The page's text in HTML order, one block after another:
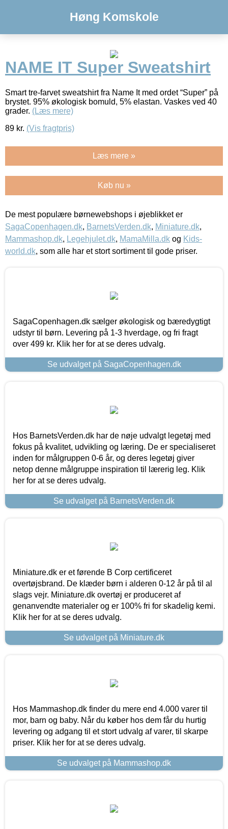
Høng Komskole
NAME IT Super Sweatshirt
Smart tre-farvet sweatshirt fra Name It med ordet “Super” på
brystet. 95% økologisk bomuld, 5% elastan. Vaskes ved 40
grader. (Læs mere)
89 kr. (Vis fragtpris)
Læs mere »
Køb nu »
De mest populære børnewebshops i øjeblikket er
SagaCopenhagen.dk, BarnetsVerden.dk, Miniature.dk,
Mammashop.dk, Legehjulet.dk, MamaMilla.dk og Kids-
world.dk, som alle har et stort sortiment til gode priser.
SagaCopenhagen.dk sælger økologisk og bæredygtigt
udstyr til børn. Levering på 1-3 hverdage, og fri fragt
over 499 kr. Klik her for at se deres udvalg.
Se udvalget på SagaCopenhagen.dk
Hos BarnetsVerden.dk har de nøje udvalgt legetøj med
fokus på kvalitet, udvikling og læring. De er specialiseret
inden for målgruppen 0-6 år, og deres legetøj giver
netop denne målgruppe inspiration til lærerig leg. Klik
her for at se deres udvalg.
Se udvalget på BarnetsVerden.dk
Miniature.dk er et førende B Corp certificeret
overtøjsbrand. De klæder børn i alderen 0-12 år på til al
slags vejr. Miniature.dk overtøj er produceret af
genanvendte materialer og er 100% fri for skadelig kemi.
Klik her for at se deres udvalg.
Se udvalget på Miniature.dk
Hos Mammashop.dk finder du mere end 4.000 varer til
mor, barn og baby. Når du køber hos dem får du hurtig
levering og adgang til et stort udvalg af varer, til skarpe
priser. Klik her for at se deres udvalg.
Se udvalget på Mammashop.dk